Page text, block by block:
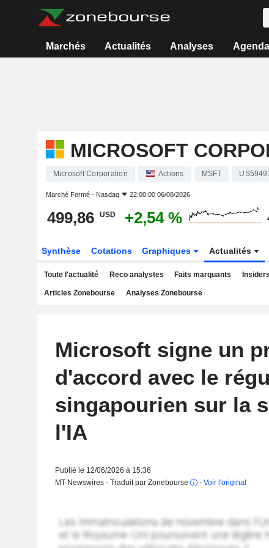
Marchés Actualités Analyses Agenda
MICROSOFT
Microsoft Corporation Actions MSFT
Marché Fermé - Nasdaq 22:00:00 06/08/2026
499,86 USD +2,54 %
Synthèse Cotations Graphiques Actualités
Toute l'actualité Reco analystes Faits marquants Insiders
Articles Zonebourse Analyses Zonebourse
Microsoft signe un
d'accord avec le
singapourien sur la
l'IA
Publié le 12/06/2026 à 15:36
MT Newswires - Traduit par Zonebourse
- Voir l'original